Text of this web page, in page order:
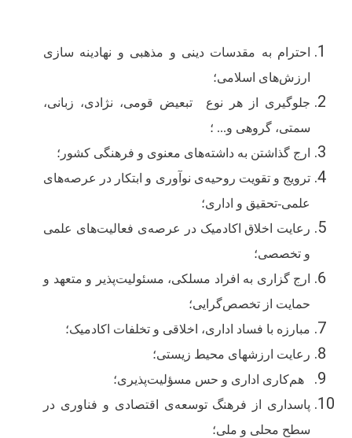
احترام به مقدسات دینی و مذهبی و نهادینه سازی
ارزش‌های اسلامی؛
جلوگیری از هر نوع تبعیض قومی، نژادی، زبانی،
سمتی، گروهی و... ؛
ارج گذاشتن به داشته‌های معنوی و فرهنگی کشور ؛
ترویج و تقویت روحیه‌ی نوآوری و ابتکار در عرصه‌های
علمی-تحقیق و اداری؛
رعایت اخلاق اکادمیک در عرصه‌ی فعالیت‌های علمی
و تخصصی؛
ارج گزاری به افراد مسلکی، مسئولیت‌پذیر و متعهد و
حمایت از تخصص‌گرایی؛
مبارزه با فساد اداری، اخلاقی و تخلفات اکادمیک؛
رعایت ارزشهای محیط زیستی؛
هم‌کاری اداری و حس مسؤلیت‌پذیری؛
پاسداری از فرهنگ توسعه‌ی اقتصادی و فناوری در
سطح محلی و ملی؛